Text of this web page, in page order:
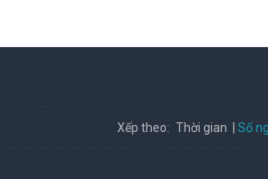
Xếp theo: Thời gian Số